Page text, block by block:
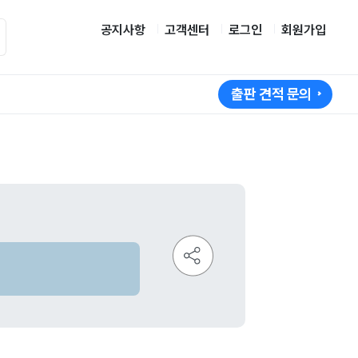
공지사항 고객센터 로그인 회원가입
출판 견적 문의